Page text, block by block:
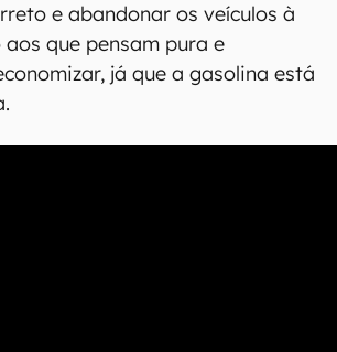
e abandonar os veículos à
que pensam pura e
já que a gasolina está